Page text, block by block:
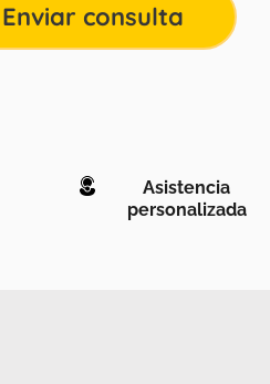
Enviar consulta
Asistencia
personalizada